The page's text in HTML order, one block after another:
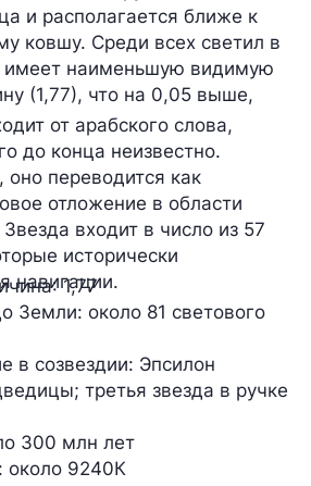
и располагается ближе к
ковшу. Среди всех светил в
имеет наименьшую видимую
(1,77), что на 0,05 выше,
от арабского слова,
до конца неизвестно.
оно переводится как
отложение в области
входит в число из 57
исторически
навигации.
: 1,77
Земли: около 81 светового
в созвездии: Эпсилон
третья звезда в ручке
300 млн лет
: около 9240К